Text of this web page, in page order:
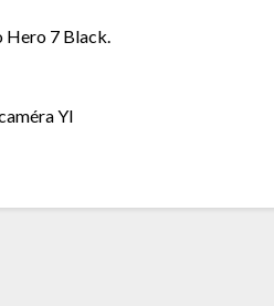
Hero 7 Black.
YI